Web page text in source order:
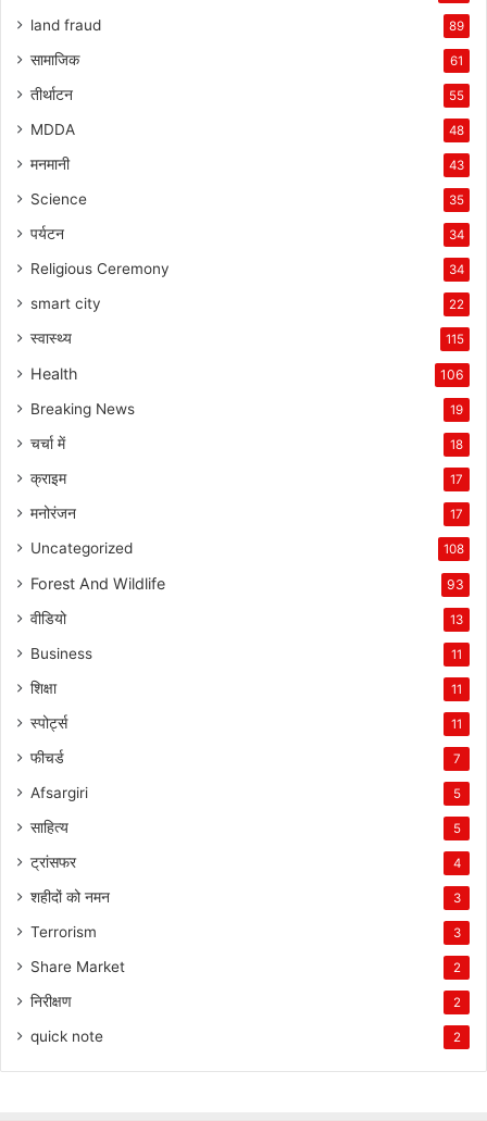
land fraud 89
सामाजिक 61
तीर्थाटन 55
MDDA 48
मनमानी 43
Science 35
पर्यटन 34
Religious Ceremony 34
smart city 22
स्वास्थ्य 115
Health 106
Breaking News 19
चर्चा में 18
क्राइम 17
मनोरंजन 17
Uncategorized 108
Forest And Wildlife 93
वीडियो 13
Business 11
शिक्षा 11
स्पोर्ट्स 11
फीचर्ड 7
Afsargiri 5
साहित्य 5
ट्रांसफर 4
शहीदों को नमन 3
Terrorism 3
Share Market 2
निरीक्षण 2
quick note 2